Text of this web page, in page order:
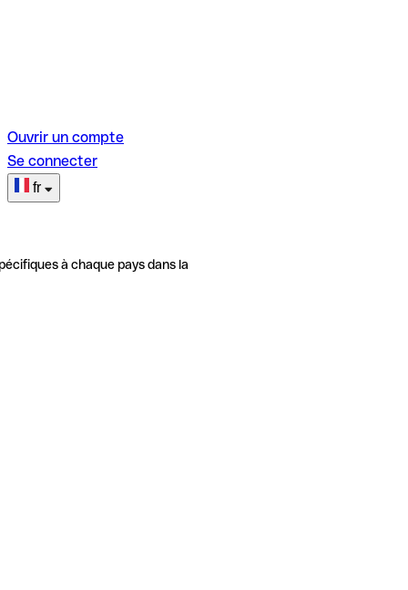
Ouvrir un compte
Se connecter
fr
à chaque pays dans la